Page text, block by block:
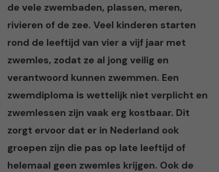
de vele zwembaden, plassen, meren,
rivieren of de zee. Veel kinderen starten
rond de leeftijd van vier a vijf jaar met
zwemles, zodat ze al jong veilig en
verantwoord kunnen zwemmen. Een
zwemdiploma is wettelijk niet verplicht en
zwemlessen zijn vaak erg kostbaar. Dit
zorgt ervoor dat er in Nederland ook
groepen zijn die pas op late leeftijd of
helemaal geen zwemles krijgen. Ook de